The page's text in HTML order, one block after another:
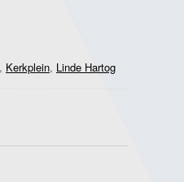
, Kerkplein, Linde Hartog